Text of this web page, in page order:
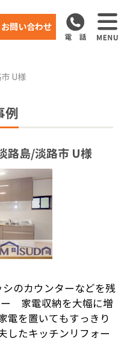
お問い合わせ
U様
例
路島/淡路市 U様
のカウンターなどを残
ー 家電収納を大幅に増
電を置いてもすっきり
したキッチンリフォー